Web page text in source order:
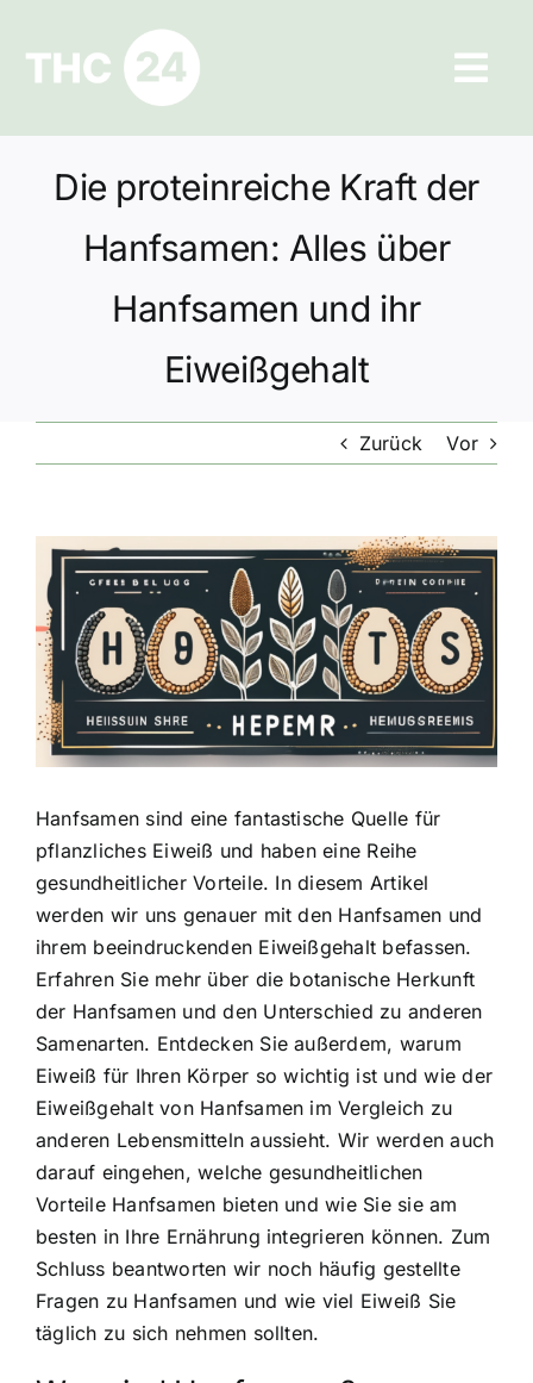
springen
Ratgeber
Datenschutz
Die proteinreiche Kraft der
Hanfsamen: Alles über
Hanfsamen und ihr
Eiweißgehalt
Zurück Vor
Zeige
grösseres
Bild
Hanfsamen sind eine fantastische Quelle für
pflanzliches Eiweiß und haben eine Reihe
gesundheitlicher Vorteile. In diesem Artikel
werden wir uns genauer mit den Hanfsamen und
ihrem beeindruckenden Eiweißgehalt befassen.
Erfahren Sie mehr über die botanische Herkunft
der Hanfsamen und den Unterschied zu anderen
Samenarten. Entdecken Sie außerdem, warum
Eiweiß für Ihren Körper so wichtig ist und wie der
Eiweißgehalt von Hanfsamen im Vergleich zu
anderen Lebensmitteln aussieht. Wir werden auch
darauf eingehen, welche gesundheitlichen
Vorteile Hanfsamen bieten und wie Sie sie am
besten in Ihre Ernährung integrieren können. Zum
Schluss beantworten wir noch häufig gestellte
Fragen zu Hanfsamen und wie viel Eiweiß Sie
täglich zu sich nehmen sollten.